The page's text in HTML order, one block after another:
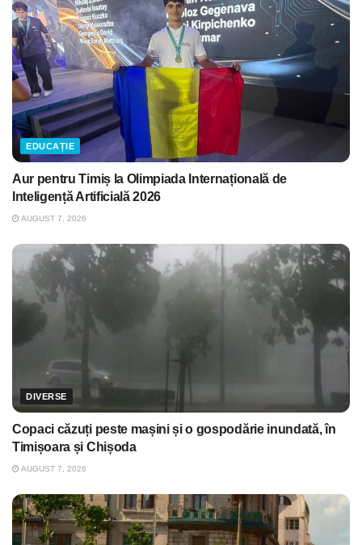
EDUCAȚIE
Aur pentru Timiș la Olimpiada Internațională de
Inteligență Artificială 2026
AUGUST 7, 2026
DIVERSE
Copaci căzuți peste mașini și o gospodărie inundată, în
Timișoara și Chișoda
AUGUST 7, 2026